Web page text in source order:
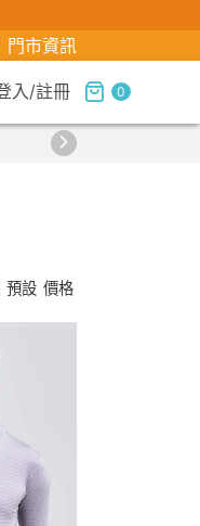
門市資訊
入 /註冊 0
預設 價格